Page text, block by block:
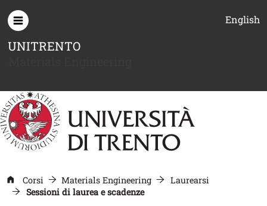
English
UNITRENTO
Corsi Materials Engineering
Laurearsi
Sessioni di laurea e scadenze